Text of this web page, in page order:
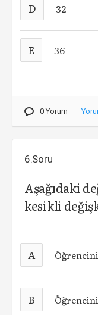
D 32
E 36
0 Yorum
6.Soru
Aşağıdaki
kesikli
A
B